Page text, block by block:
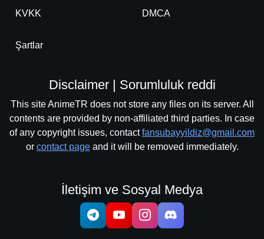
KVKK DMCA
Şartlar
Disclaimer | Sorumluluk reddi
This site AnimeTR does not store any files on its server. All
contents are provided by non-affiliated third parties. In case
of any copyright issues, contactfansubayyildiz@gmail.com
or contact pageand it will be removed immediately.
İletişim ve Sosyal Medya